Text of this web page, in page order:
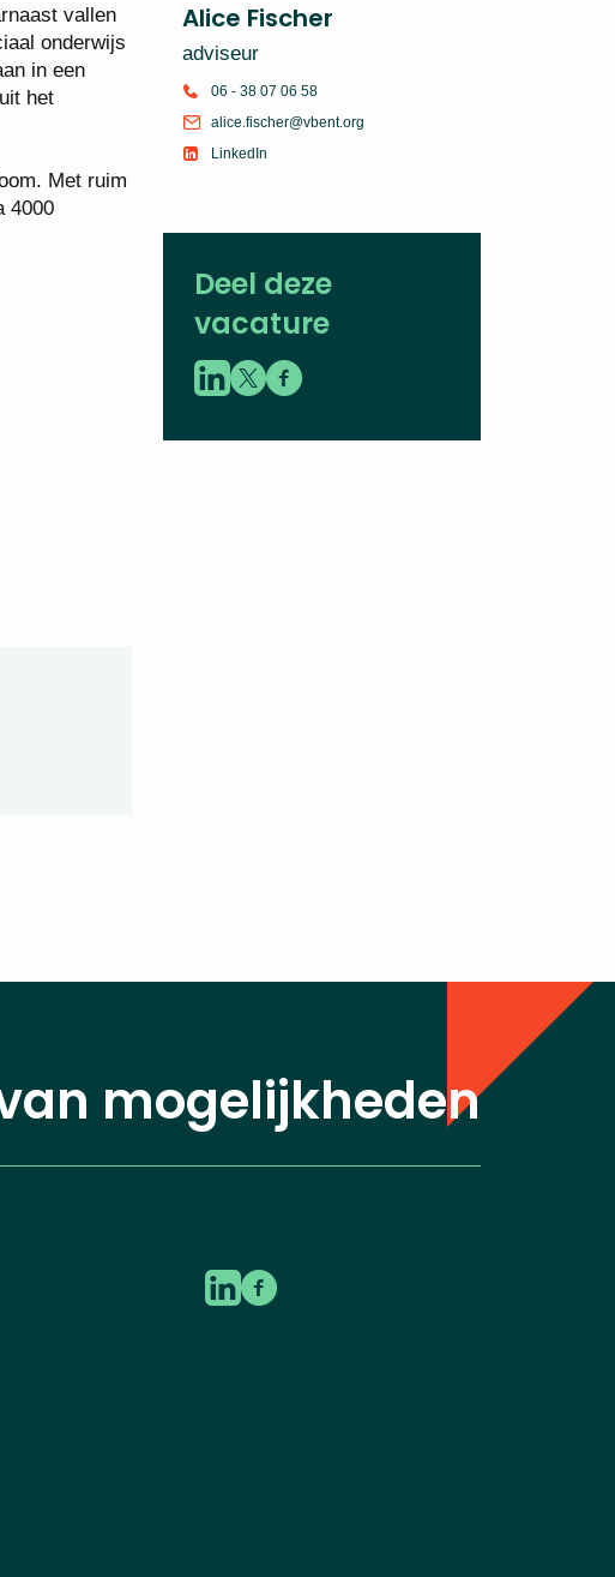
vallen
onderwijs
in een
het
Met ruim
4000
Alice Fischer
adviseur
06 - 38 07 06 58
alice.fischer@vbent.org
LinkedIn
Deel deze
vacature
mogelijkheden